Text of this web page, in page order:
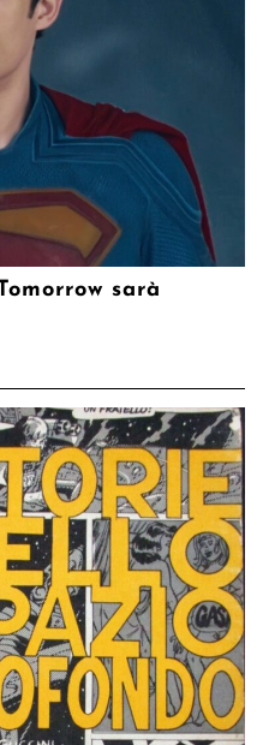
sarà